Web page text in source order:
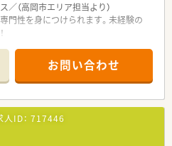
（高岡市エリア担当より）
門性を身につけられます。未経験の
て】
歩12分ほどの、2024年4月に開局し
ており、外来は少なく小児在宅が中心
1名体制で、1日20～30枚の処方箋を
お問い合わせ
ID： 717446